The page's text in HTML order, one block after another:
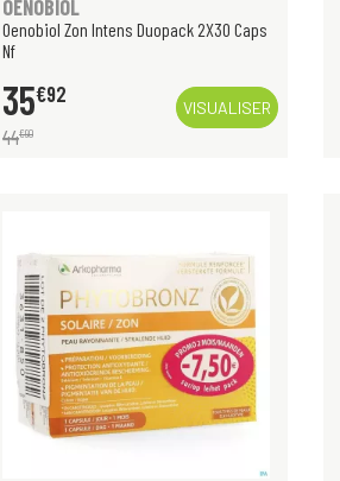
OENOBIOL
Oenobiol Zon Intens Duopack 2X30 Caps
Nf
35€92
44€90
VISUALISER